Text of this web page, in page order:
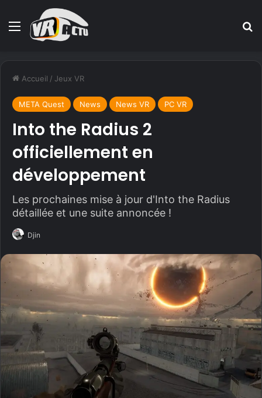
Menu
Accueil / Jeux VR
META Quest News News VR PC VR
Into the Radius 2
officiellement en
développement
Les prochaines mise à jour d'Into the Radius
détaillée et une suite annoncée !
Djin